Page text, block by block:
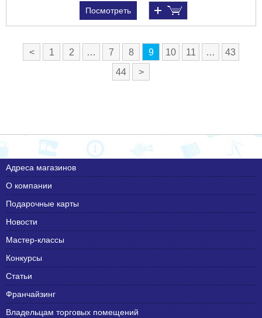
Посмотреть
< 1 2 … 7 8 9 10 11 …
43
44
>
Адреса магазинов
О компании
Подарочные карты
Новости
Мастер-классы
Конкурсы
Статьи
Франчайзинг
Владельцам торговых помещений